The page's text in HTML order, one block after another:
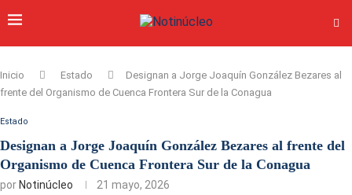
Inicio Estado
Designan a Jorge Joaquín González Bezares al
frente del Organismo de Cuenca Frontera Sur de la Conagua
Estado
Designan a Jorge Joaquín González Bezares al frente del
Organismo de Cuenca Frontera Sur de la Conagua
por Notinúcleo 21 mayo, 2026